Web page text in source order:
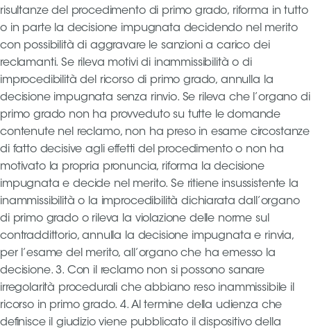
risultanze del procedimento di primo grado, riforma in tutto
o in parte la decisione impugnata decidendo nel merito
con possibilità di aggravare le sanzioni a carico dei
reclamanti. Se rileva motivi di inammissibilità o di
improcedibilità del ricorso di primo grado, annulla la
decisione impugnata senza rinvio. Se rileva che l’organo di
primo grado non ha provveduto su tutte le domande
contenute nel reclamo, non ha preso in esame circostanze
di fatto decisive agli effetti del procedimento o non ha
motivato la propria pronuncia, riforma la decisione
impugnata e decide nel merito. Se ritiene insussistente la
inammissibilità o la improcedibilità dichiarata dall’organo
di primo grado o rileva la violazione delle norme sul
contraddittorio, annulla la decisione impugnata e rinvia,
per l’esame del merito, all’organo che ha emesso la
decisione. 3. Con il reclamo non si possono sanare
irregolarità procedurali che abbiano reso inammissibile il
ricorso in primo grado. 4. Al termine della udienza che
definisce il giudizio viene pubblicato il dispositivo della